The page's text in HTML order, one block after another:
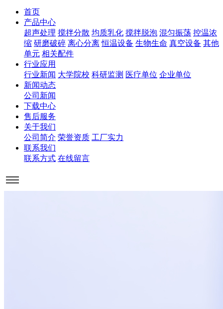
首页
产品中心
超声处理 搅拌分散 均质乳化 搅拌脱泡 混匀振荡 控温浓
缩 研磨破碎 离心分离 恒温设备 生物生命 真空设备 其他
单元 相关配件
行业应用
行业新闻 大学院校 科研监测 医疗单位 企业单位
新闻动态
公司新闻
下载中心
售后服务
关于我们
公司简介 荣誉资质 工厂实力
联系我们
联系方式 在线留言